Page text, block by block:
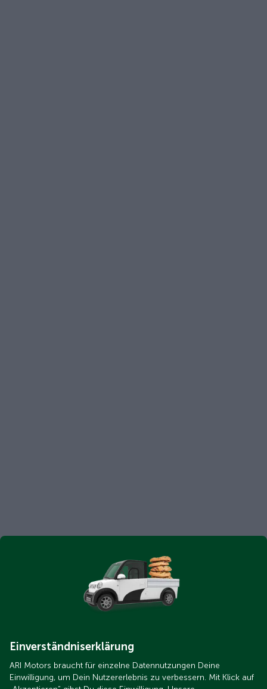
Einverständniserklärung
ARI Motors braucht für einzelne Datennutzungen Deine
Einwilligung, um Dein Nutzererlebnis zu verbessern. Mit Klick auf